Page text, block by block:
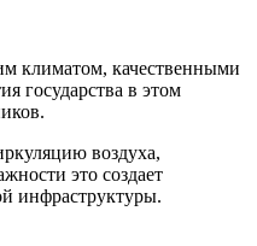
климатом, качественными
государства в этом
воздуха,
это создает
инфраструктуры.